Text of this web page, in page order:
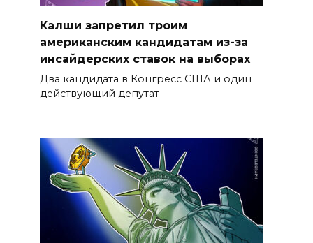
Калши запретил троим
американским кандидатам из-за
инсайдерских ставок на выборах
Два кандидата в Конгресс США и один
действующий депутат